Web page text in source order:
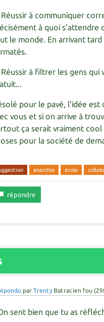
Réussir à communiquer
à quoi s'attendre
le monde. En arrivant
à filtrer les gens
pour le pavé, l'idée est
vous et si on arrive à
ça serait vraiment
pour la société de
anarchie école
parTrenty Batracien fou (
sent bien que tu as